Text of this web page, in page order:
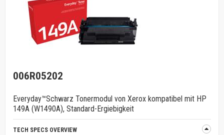
006R05202
Everyday™Schwarz Tonermodul von Xerox kompatibel mit HP
149A (W1490A), Standard-Ergiebigkeit
TECH SPECS OVERVIEW